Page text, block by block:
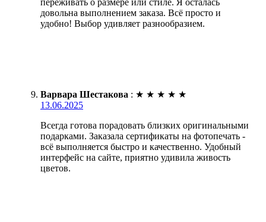
довольна выполнением заказа. Всё просто и
удобно! Выбор удивляет разнообразием.
Варвара Шестакова : ★ ★ ★ ★ ★
13.06.2025
Всегда готова порадовать близких оригинальными
подарками. Заказала сертификаты на фотопечать -
всё выполняется быстро и качественно. Удобный
интерфейс на сайте, приятно удивила живость
цветов.